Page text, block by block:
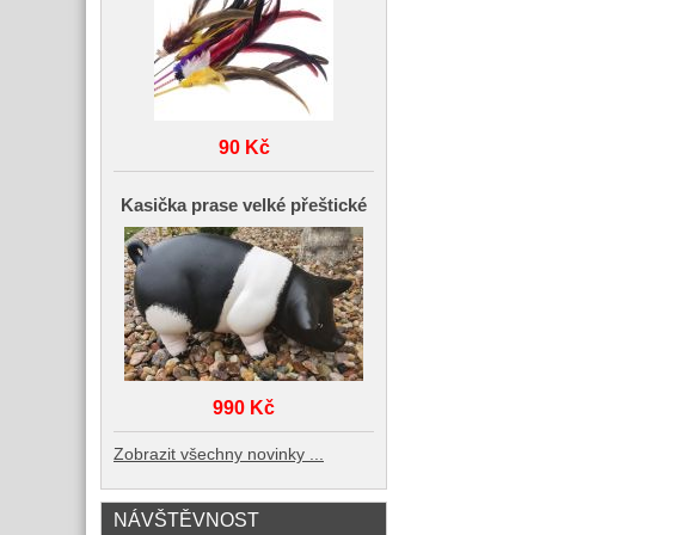
90 Kč
Kasička prase velké přeštické
990 Kč
Zobrazit všechny novinky ...
NÁVŠTĚVNOST